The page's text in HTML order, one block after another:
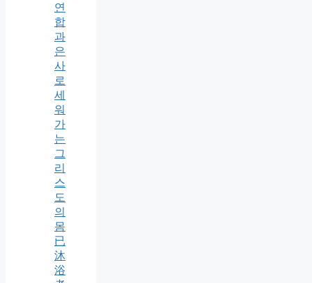
연
합
과
은
사
로
세
워
가
는
그
리
스
도
의
몸
已
沐
浴